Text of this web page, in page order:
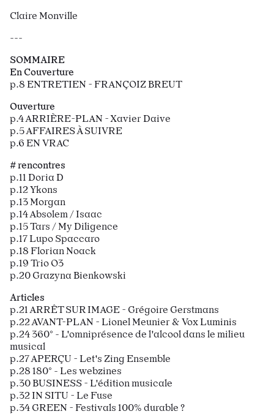
Claire Monville
---
SOMMAIRE
En Couverture
p.8 ENTRETIEN - FRANÇOIZ BREUT
Ouverture
p.4 ARRIÈRE-PLAN - Xavier Daive
p.5 AFFAIRES À SUIVRE
p.6 EN VRAC
# rencontres
p.11 Doria D
p.12 Ykons
p.13 Morgan
p.14 Absolem / Isaac
p.15 Tars / My Diligence
p.17 Lupo Spaccaro
p.18 Florian Noack
p.19 Trio O3
p.20 Grazyna Bienkowski
Articles
p.21 ARRÊT SUR IMAGE - Grégoire Gerstmans
p.22 AVANT-PLAN - Lionel Meunier & Vox Luminis
p.24 360° - L'omniprésence de l'alcool dans le milieu
musical
p.27 APERÇU - Let's Zing Ensemble
p.28 180° - Les webzines
p.30 BUSINESS - L'édition musicale
p.32 IN SITU - Le Fuse
p.34 GREEN - Festivals 100% durable ?